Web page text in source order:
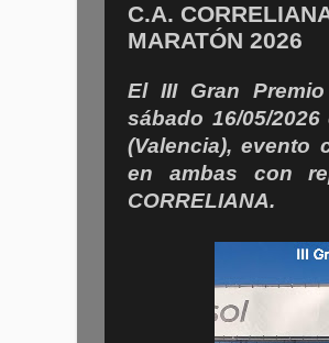
C.A.
MARATÓN 2026
El III Gran
sábado 16/05/
(Valencia), evento
en ambas con
CORRELIANA.